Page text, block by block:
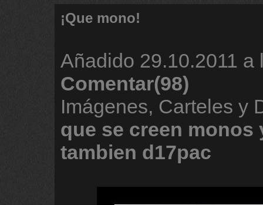
¡Que mono!
Añadido 29.10.2011 a
Comentar(98)
Imágenes, Carteles y
que se creen monos
tambien d17pac